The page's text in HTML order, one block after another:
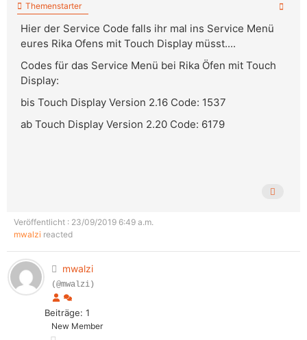
Themenstarter
Hier der Service Code falls ihr mal ins Service Menü
eures Rika Ofens mit Touch Display müsst....
Codes für das Service Menü bei Rika Öfen mit Touch
Display:
bis Touch Display Version 2.16 Code: 1537
ab Touch Display Version 2.20 Code: 6179
Veröffentlicht : 23/09/2019 6:49 a.m.
mwalzi reacted
mwalzi
(@mwalzi)
Beiträge: 1
New Member